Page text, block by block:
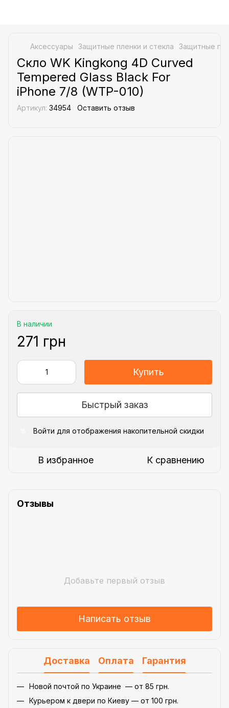
Аксессуары Защитные пленки и стекла Защитные
Скло WK Kingkong 4D Curved
Tempered Glass Black For
iPhone 7/8 (WTP-010)
Артикул: 34954 Оставить отзыв
В наличии
271 грн
Купить
Быстрый заказ
Войти для отображения накопительной скидки
В избранное К сравнению
Отзывы
Добавьте первый отзыв
Написать отзыв
Доставка Оплата Гарантия
Новой почтой по Украине — от 85 грн.
Курьером к двери по Киеву — от 100 грн.